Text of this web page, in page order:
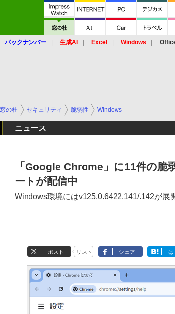
バックナンバー 生成AI Excel Windows
窓の杜 セキュリティ 脆弱性 Windows
ニュース
「Google Chrome」に11件の
ートが配信中
Windows環境にはv125.0.6422.141/.142が展
ポスト リスト シェア は